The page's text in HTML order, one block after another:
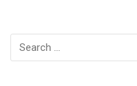
Search
for: